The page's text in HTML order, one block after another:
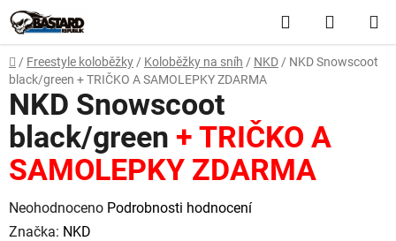
Přejít
na
obsah
Hledat
KOŠÍK
Domů
/ Freestyle koloběžky / Koloběžky na sníh / NKD / NKD Snowscoot
black/green + TRIČKO A SAMOLEPKY ZDARMA
NKD Snowscoot
black/green + TRIČKO A
SAMOLEPKY ZDARMA
Průměrné
hodnocení
Neohodnoceno Podrobnosti hodnocení
Značka: NKD